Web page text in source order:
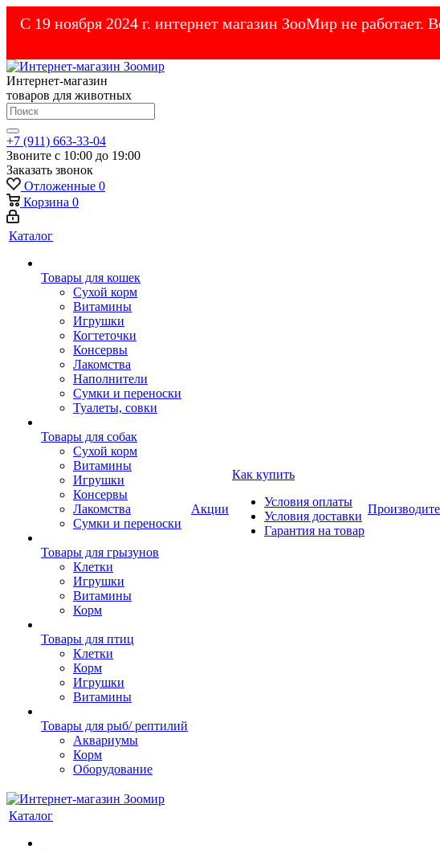
С 19 ноября 2024 г. интернет магазин ЗооМир не
Интернет-магазин
товаров для животных
+7 (911) 663-33-04
Звоните с 10:00 до 19:00
Заказать звонок
Отложенные 0
Корзина 0
Каталог
Товары для кошек
Cухой корм
Витамины
Игрушки
Когтеточки
Консервы
Лакомства
Наполнители
Сумки и переноски
Туалеты, совки
Товары для собак
Cухой корм
Витамины
Игрушки
Консервы
Лакомства
Сумки и переноски
Товары для грызунов
Клетки
Игрушки
Витамины
Корм
Товары для птиц
Клетки
Корм
Игрушки
Витамины
Товары для рыб/ рептилий
Аквариумы
Корм
Оборудование
Акции
Как купить
Условия оплаты
Условия доставки
Гарантия на товар
Каталог